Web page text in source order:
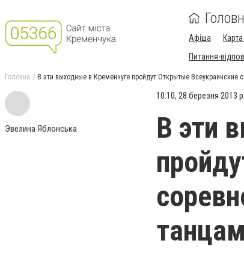
Афіша
Питання-
Головна В эти выходные в Кременчуге пройдут Открытые Всеукраинские
Эвелина Яблонська
10:10, 28 березня 2013 р.
В эти